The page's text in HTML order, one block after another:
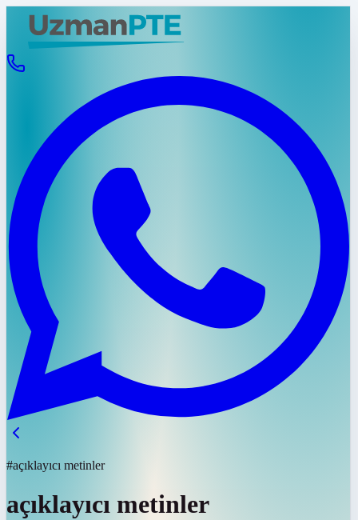
#açıklayıcı metinler
açıklayıcı metinler